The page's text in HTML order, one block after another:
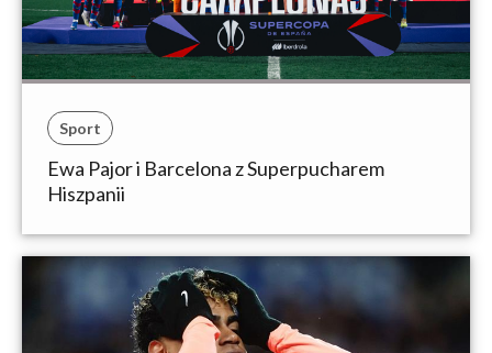
Sport
Ewa Pajor i Barcelona z Superpucharem
Hiszpanii